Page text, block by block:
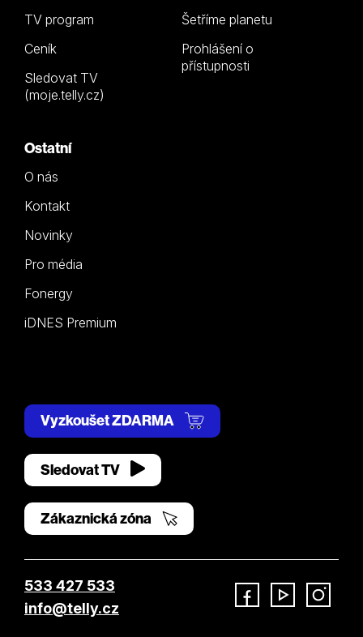
TV program
Ceník
Sledovat TV
(moje.telly.cz)
Šetříme planetu
Prohlášení o
přístupnosti
Ostatní
O nás
Kontakt
Novinky
Pro média
Fonergy
iDNES Premium
Vyzkoušet ZDARMA
Sledovat TV
Zákaznická zóna
533 427 533
info@telly.cz